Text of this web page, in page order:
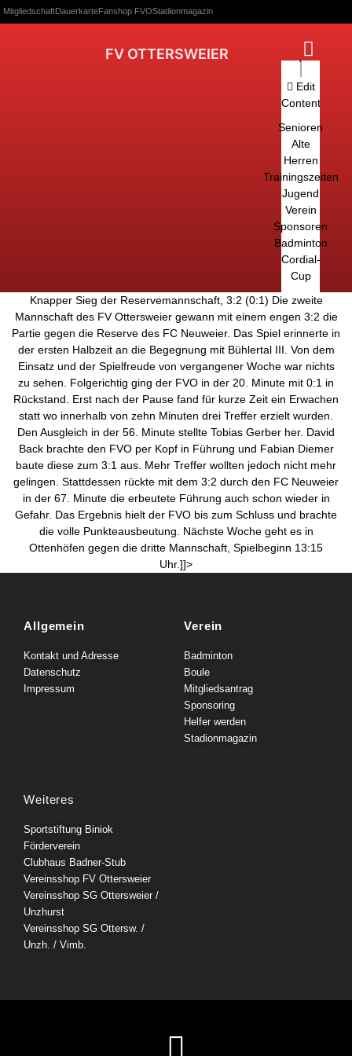
MitgliedschaftDauerkarteFanshop FVOStadionmagazin
FV OTTERSWEIER
Edit
Content
Senioren
Alte
Herren
Trainingszeiten
Jugend
Verein
Sponsoren
Badminton
Cordial-
Cup
Knapper Sieg der Reservemannschaft, 3:2 (0:1) Die zweite
Mannschaft des FV Ottersweier gewann mit einem engen 3:2 die
Partie gegen die Reserve des FC Neuweier. Das Spiel erinnerte in
der ersten Halbzeit an die Begegnung mit Bühlertal III. Von dem
Einsatz und der Spielfreude von vergangener Woche war nichts
zu sehen. Folgerichtig ging der FVO in der 20. Minute mit 0:1 in
Rückstand. Erst nach der Pause fand für kurze Zeit ein Erwachen
statt wo innerhalb von zehn Minuten drei Treffer erzielt wurden.
Den Ausgleich in der 56. Minute stellte Tobias Gerber her. David
Back brachte den FVO per Kopf in Führung und Fabian Diemer
baute diese zum 3:1 aus. Mehr Treffer wollten jedoch nicht mehr
gelingen. Stattdessen rückte mit dem 3:2 durch den FC Neuweier
in der 67. Minute die erbeutete Führung auch schon wieder in
Gefahr. Das Ergebnis hielt der FVO bis zum Schluss und brachte
die volle Punkteausbeutung. Nächste Woche geht es in
Ottenhöfen gegen die dritte Mannschaft, Spielbeginn 13:15
Uhr.]]>
Allgemein
Kontakt und Adresse
Datenschutz
Impressum
Verein
Badminton
Boule
Mitgliedsantrag
Sponsoring
Helfer werden
Stadionmagazin
Weiteres
Sportstiftung Biniok
Förderverein
Clubhaus Badner-Stub
Vereinsshop FV Ottersweier
Vereinsshop SG Ottersweier /
Unzhurst
Vereinsshop SG Ottersw. /
Unzh. / Vimb.